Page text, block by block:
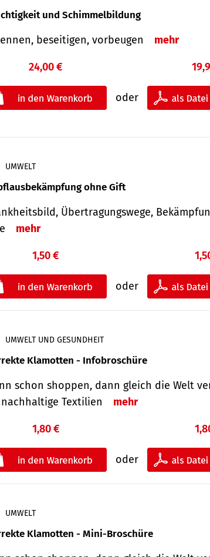
und Schimmelbildung
beseitigen, vorbeugen mehr
24,00 €
oder
UMWELT
ohne Gift
Übertra­gungs­wege,
mehr
1,50 €
oder
UMWELT UND GESUNDHEIT
Klamotten - Infobroschüre
schon shoppen, dann gleich die Welt
Textilien
mehr
1,80 €
oder
UMWELT
Klamotten - Mini-Broschüre